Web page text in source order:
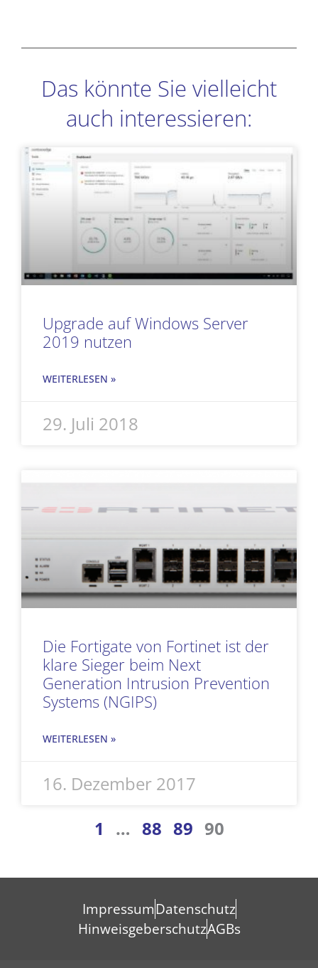
Das könnte Sie vielleicht
auch interessieren:
Upgrade auf Windows Server
2019 nutzen
WEITERLESEN »
29. Juli 2018
Die Fortigate von Fortinet ist der
klare Sieger beim Next
Generation Intrusion Prevention
Systems (NGIPS)
WEITERLESEN »
16. Dezember 2017
Seite
1 …
Seite
88
Seite
89
Seite
90
ImpressumDatenschutz
HinweisgeberschutzAGBs